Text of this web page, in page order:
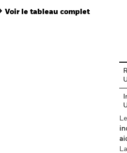
Voir le tableau complet